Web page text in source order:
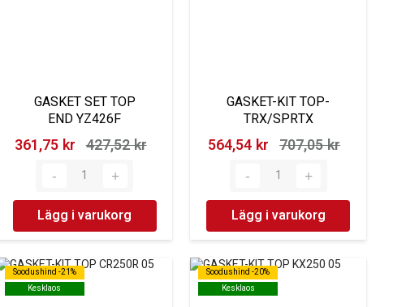
GASKET SET TOP
END YZ426F
361,75 kr‎ 427,52 kr‎
Lägg i varukorg
GASKET-KIT TOP-
TRX/SPRTX
564,54 kr‎ 707,05 kr‎
Lägg i varukorg
Soodushind -21%
Kesklaos
Soodushind -21%
Kesklaos
Soodushind -20%
Kesklaos
Soodushind -20%
Kesklaos